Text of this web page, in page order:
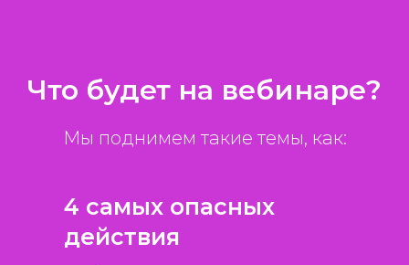
Что будет на вебинаре?
Мы поднимем такие темы, как:
4 самых опасных
действия